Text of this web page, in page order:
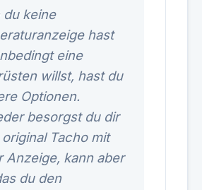
du keine
hast
eine
willst, hast du
Optionen.
besorgst du dir
Tacho mit
Anzeige, kann aber
du den